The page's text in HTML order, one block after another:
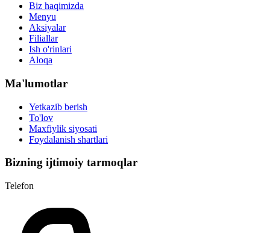
Biz haqimizda
Menyu
Aksiyalar
Filiallar
Ish o'rinlari
Aloqa
Ma'lumotlar
Yetkazib berish
To'lov
Maxfiylik siyosati
Foydalanish shartlari
Bizning ijtimoiy tarmoqlar
Telefon